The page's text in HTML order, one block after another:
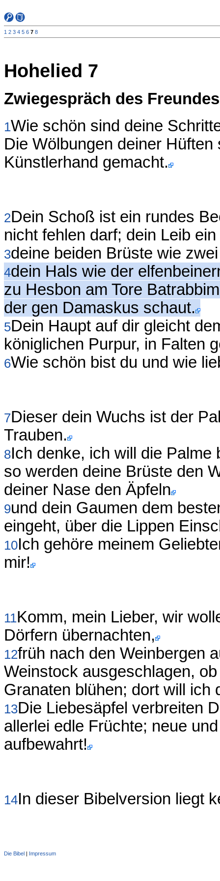
1 2 3 4 5 6 7 8
Hohelied 7
Zwiegespräch des
1Wie schön sind deine
Die Wölbungen deiner
Künstlerhand gemacht.
2Dein Schoß ist ein rundes
nicht fehlen darf; dein Leib
3deine beiden Brüste wie
4dein Hals wie der
zu Hesbon am Tore
der gen Damaskus schaut.
5Dein Haupt auf dir gleicht
königlichen Purpur, in Falten
6Wie schön bist du und wie
7Dieser dein Wuchs ist der
Trauben.
8Ich denke, ich will die
so werden deine Brüste den
deiner Nase den Äpfeln
9und dein Gaumen dem
eingeht, über die Lippen
10Ich gehöre meinem
mir!
11Komm, mein Lieber, wir
Dörfern übernachten,
12früh nach den Weinbergen
Weinstock ausgeschlagen,
Granaten blühen; dort will ich
13Die Liebesäpfel verbreiten
allerlei edle Früchte; neue
aufbewahrt!
14In dieser Bibelversion liegt
Die Bibel | Impressum